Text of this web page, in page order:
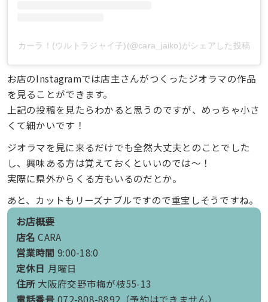
カーラ！(ウルトラジャイ子)(@cara_jaiko)がシェアした投稿
お店のInstagramでは店主さんがつくったジオラマの作品
を見ることができます。
上記の投稿を見たらわかると思うのですが、めっちゃ小さ
くて細かいです！
ジオラマを見に来るだけでも全然大丈夫とのことでした
し、興味ある方は覚えておくといいのでは〜！
実際に県外からくる方もいるのだとか。
あと、カットもリーズナブルですので重宝しそうですね。
お店概要
店名 CARA
営業時間 9:00-18:0
定休日 月曜日
住所 大阪府交野市梅が枝55-13
電話番号 072-808-8892（予約はできません）